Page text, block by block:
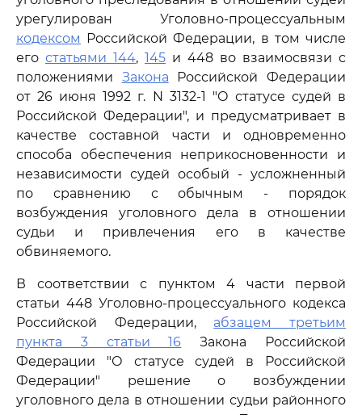
урегулирован Уголовно-процессуальным
кодексом Российской Федерации, в том числе
его статьями 144, 145 и 448 во взаимосвязи с
положениями Закона Российской Федерации
от 26 июня 1992 г. N 3132-1 "О статусе судей в
Российской Федерации", и предусматривает в
качестве составной части и одновременно
способа обеспечения неприкосновенности и
независимости судей особый - усложненный
по сравнению с обычным - порядок
возбуждения уголовного дела в отношении
судьи и привлечения его в качестве
обвиняемого.
В соответствии с пунктом 4 части первой
статьи 448 Уголовно-процессуального кодекса
Российской Федерации, абзацем третьим
пункта 3 статьи 16 Закона Российской
Федерации "О статусе судей в Российской
Федерации" решение о возбуждении
уголовного дела в отношении судьи районного